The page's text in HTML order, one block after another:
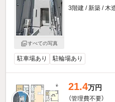
すべての写真
3階建 / 新築 / 木
駐車場あり 駐輪場あり
21.4万円
（管理費不要）